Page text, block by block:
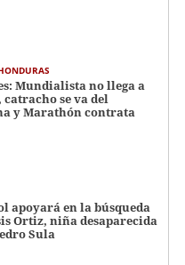
Mundialista no llega a
se va del
y Marathón contrata
apoyará en la búsqueda
Ortiz, niña desaparecida
Sula